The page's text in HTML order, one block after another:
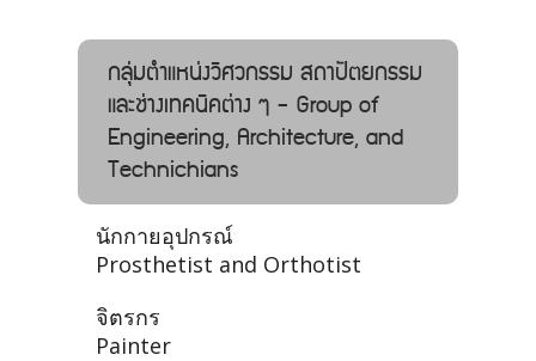
กลุ่มตำแหน่งวิศวกรรม สถาปัตยกรรม
และช่างเทคนิคต่าง ๆ - Group of
Engineering, Architecture, and
Technichians
นักกายอุปกรณ์
Prosthetist and Orthotist
จิตรกร
Painter